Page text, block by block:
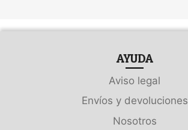
AYUDA
Aviso legal
Envíos y devoluciones
Nosotros